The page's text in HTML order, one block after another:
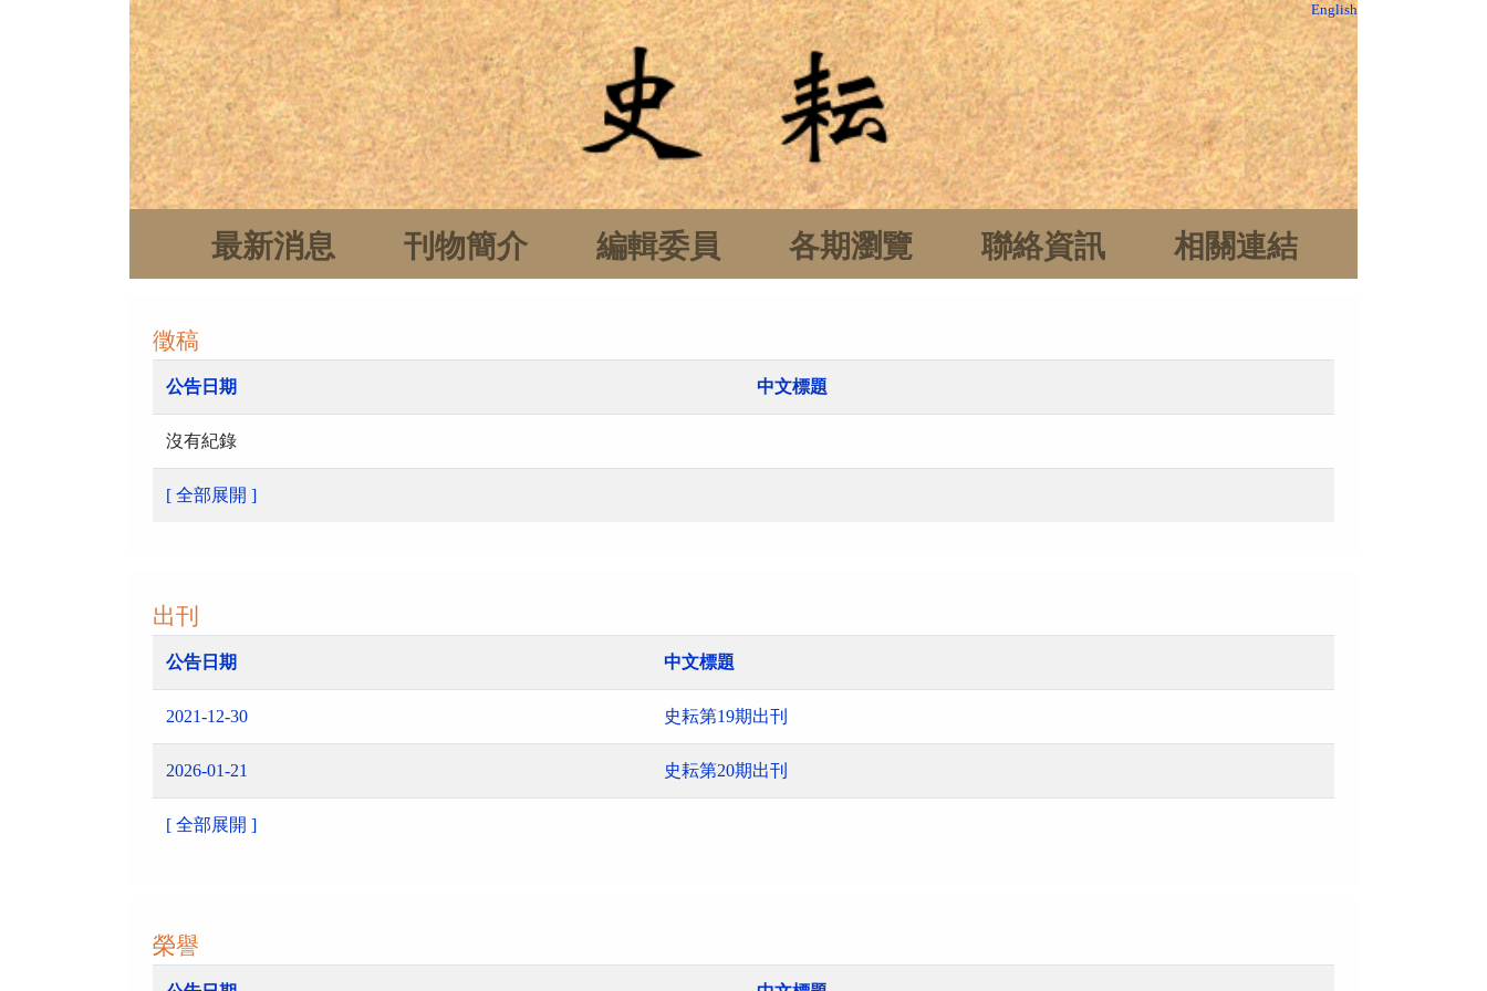
English
最新消息 刊物簡介 編輯委員 各期瀏覽 聯絡資訊 相關連結
徵稿
公告日期 中文標題
沒有紀錄
[ 全部展開 ]
出刊
公告日期 中文標題
2021-12-30 史耘第19期出刊
2026-01-21 史耘第20期出刊
[ 全部展開 ]
榮譽